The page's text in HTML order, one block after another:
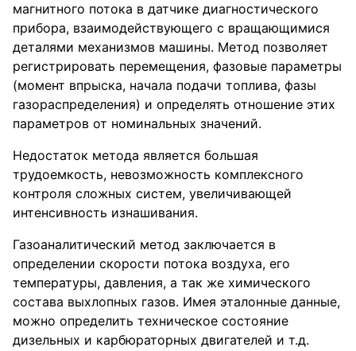
магнитного потока в датчике диагностического
прибора, взаимодействующего с вращающимися
деталями механизмов машины. Метод позволяет
регистрировать перемещения, фазовые параметры
(момент впрыска, начала подачи топлива, фазы
газораспределения) и определять отношение этих
параметров от номинальных значений.
Недостаток метода является большая
трудоемкость, невозможность комплексного
контроля сложных систем, увеличивающей
интенсивность изнашивания.
Газоаналитический метод заключается в
определении скорости потока воздуха, его
температуры, давления, а так же химического
состава выхлопных газов. Имея эталонные данные,
можно определить техническое состояние
дизельных и карбюраторных двигателей и т.д.